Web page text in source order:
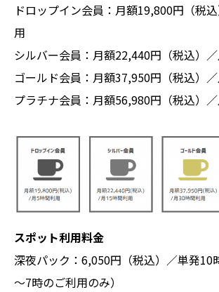
ドロップイン会員：月額19,800円（税
用
シルバー会員：月額22,440円（税込）
ゴールド会員：月額37,950円（税込）
プラチナ会員：月額56,980円（税込）
スポット利用料金
深夜パック：6,050円（税込）／単発10
～7時のご利用のみ）